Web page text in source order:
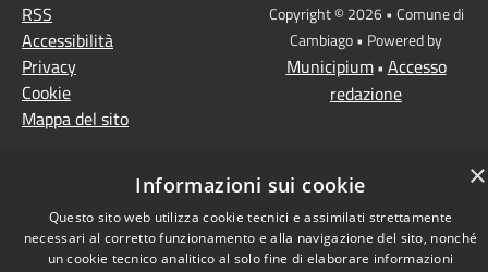
RSS
Accessibilità
Privacy
Cookie
Mappa del sito
Copyright © 2026 • Comune di
Cambiago • Powered by
Municipium• Accesso
redazione
×
Informazioni sui cookie
Questo sito web utilizza cookie tecnici e assimilati strettamente
necessari al corretto funzionamento e alla navigazione del sito, nonché
un cookie tecnico analitico al solo fine di elaborare informazioni